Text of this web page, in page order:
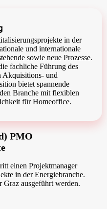
in der
und internationale
sowie neue Prozesse.
fachliche Führung des
Akquisitions- und
bietet spannende
Branche mit flexiblen
für Homeoffice.
PMO
einen Projektmanager
in der Energiebranche.
ausgeführt werden.